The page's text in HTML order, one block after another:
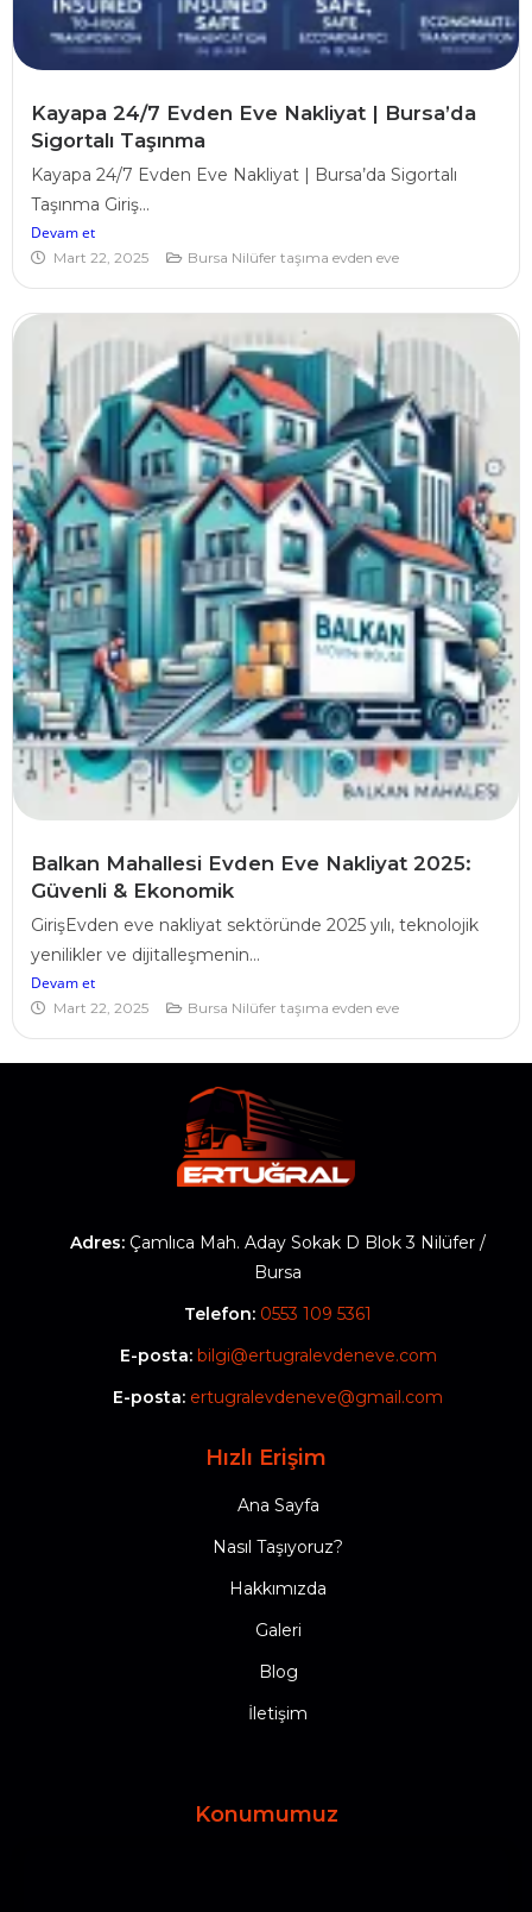
Kayapa 24/7 Evden Eve Nakliyat | Bursa’da
Sigortalı Taşınma
Kayapa 24/7 Evden Eve Nakliyat | Bursa’da Sigortalı
Taşınma Giriş...
Devam et
Mart 22, 2025 Bursa Nilüfer taşıma evden eve
Balkan Mahallesi Evden Eve Nakliyat 2025:
Güvenli & Ekonomik
GirişEvden eve nakliyat sektöründe 2025 yılı, teknolojik
yenilikler ve dijitalleşmenin...
Devam et
Mart 22, 2025 Bursa Nilüfer taşıma evden eve
Adres: Çamlıca Mah. Aday Sokak D Blok 3 Nilüfer /
Bursa
Telefon: 0553 109 5361
E-posta: bilgi@ertugralevdeneve.com
E-posta: ertugralevdeneve@gmail.com
Hızlı Erişim
Ana Sayfa
Nasıl Taşıyoruz?
Hakkımızda
Galeri
Blog
İletişim
Konumumuz